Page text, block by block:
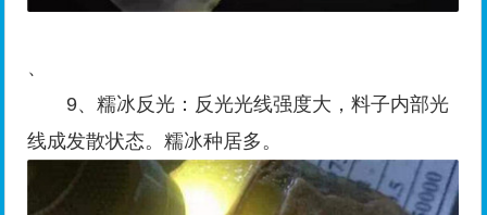
、
9、糯冰反光：反光光线强度大，料子内部光
线成发散状态。糯冰种居多。